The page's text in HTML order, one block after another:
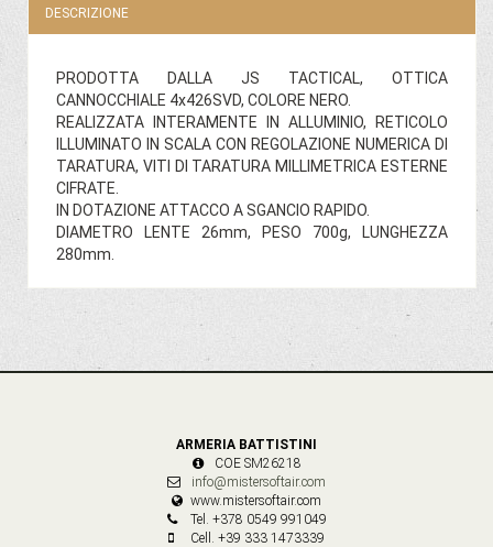
DESCRIZIONE
PRODOTTA DALLA JS TACTICAL, OTTICA
CANNOCCHIALE 4x426SVD, COLORE NERO.
REALIZZATA INTERAMENTE IN ALLUMINIO, RETICOLO
ILLUMINATO IN SCALA CON REGOLAZIONE NUMERICA DI
TARATURA, VITI DI TARATURA MILLIMETRICA ESTERNE
CIFRATE.
IN DOTAZIONE ATTACCO A SGANCIO RAPIDO.
DIAMETRO LENTE 26mm, PESO 700g, LUNGHEZZA
280mm.
ARMERIA BATTISTINI
COE SM26218
info@mistersoftair.com
www.mistersoftair.com
Tel. +378 0549 991049
Cell. +39 333 1473339